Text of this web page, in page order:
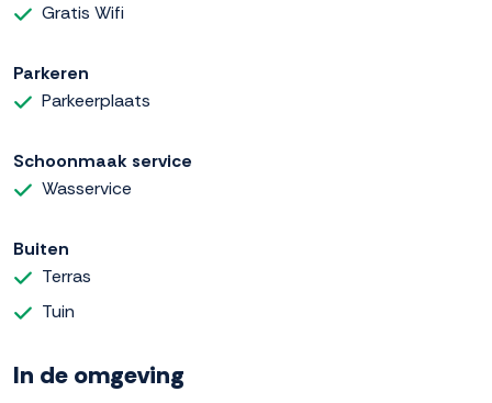
Gratis Wifi
Parkeren
Parkeerplaats
Schoonmaak service
Wasservice
Buiten
Terras
Tuin
In de omgeving